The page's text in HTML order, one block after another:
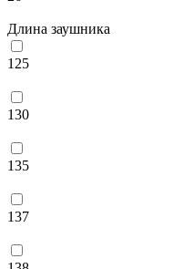
Длина заушника
125
130
135
137